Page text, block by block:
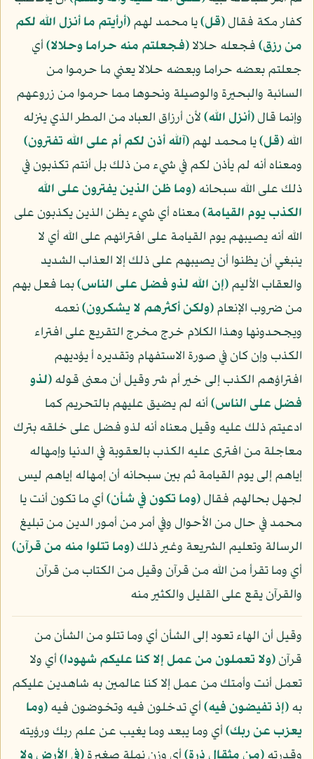
كفار مكة فقال﴿قل﴾يا محمد لهم﴿أرأيتم ما أنزل الله لكم
من رزق﴾فجعله حلالا﴿فجعلتم منه حراما وحلالا﴾أي
جعلتم بعضه حراما وبعضه حلالا يعني ما حرموا من
السائبة والبحيرة والوصيلة ونحوها مما حرموا من زروعهم
وإنما قال﴿أنزل الله﴾لأن أرزاق العباد من المطر الذي ينزله
الله﴿قل﴾يا محمد لهم﴿آلله أذن لكم أم على الله تفترون﴾
ومعناه أنه لم يأذن لكم في شيء من ذلك بل أنتم تكذبون في
ذلك على الله سبحانه﴿وما ظن الذين يفترون على الله
الكذب يوم القيامة﴾معناه أي شيء يظن الذين يكذبون على
الله أنه يصيبهم يوم القيامة على افترائهم على الله أي لا
ينبغي أن يظنوا أن يصيبهم على ذلك إلا العذاب الشديد
والعقاب الأليم﴿إن الله لذو فضل على الناس﴾بما فعل بهم
من ضروب الإنعام﴿ولكن أكثرهم لا يشكرون﴾نعمه
ويجحدونها وهذا الكلام خرج مخرج التقريع على افتراء
الكذب وإن كان في صورة الاستفهام وتقديره أ يؤديهم
افتراؤهم الكذب إلى خير أم شر وقيل أن معنى قوله﴿لذو
فضل على الناس﴾أنه لم يضيق عليهم بالتحريم كما
ادعيتم ذلك عليه وقيل معناه أنه لذو فضل على خلقه بترك
معاجلة من افترى عليه الكذب بالعقوبة في الدنيا وإمهاله
إياهم إلى يوم القيامة ثم بين سبحانه أن إمهاله إياهم ليس
لجهل بحالهم فقال﴿وما تكون في شأن﴾أي ما تكون أنت يا
محمد في حال من الأحوال وفي أمر من أمور الدين من تبليغ
الرسالة وتعليم الشريعة وغير ذلك﴿وما تتلوا منه من قرآن﴾
أي وما تقرأ من الله من قرآن وقيل من الكتاب من قرآن
والقرآن يقع على القليل والكثير منه
وقيل أن الهاء تعود إلى الشأن أي وما تتلو من الشأن من
قرآن﴿ولا تعملون من عمل إلا كنا عليكم شهودا﴾أي ولا
تعمل أنت وأمتك من عمل إلا كنا عالمين به شاهدين عليكم
به﴿إذ تفيضون فيه﴾أي تدخلون فيه وتخوضون فيه﴿وما
يعزب عن ربك﴾أي وما يبعد وما يغيب عن علم ربك ورؤيته